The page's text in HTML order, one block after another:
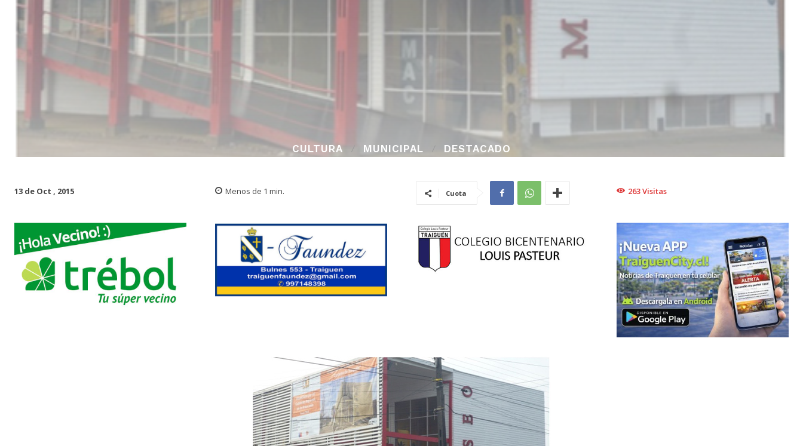
CULTURA MUNICIPAL DESTACADO
13 de Oct , 2015 Menos de 1 min. Cuota 263Visitas